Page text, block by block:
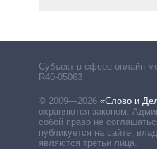
Субъект в сфере онлайн-
R40-05063
© 2009—2026 «Слово и
охраняются законом.
собой право не
публикуется на сайте,
являются третьи лица.